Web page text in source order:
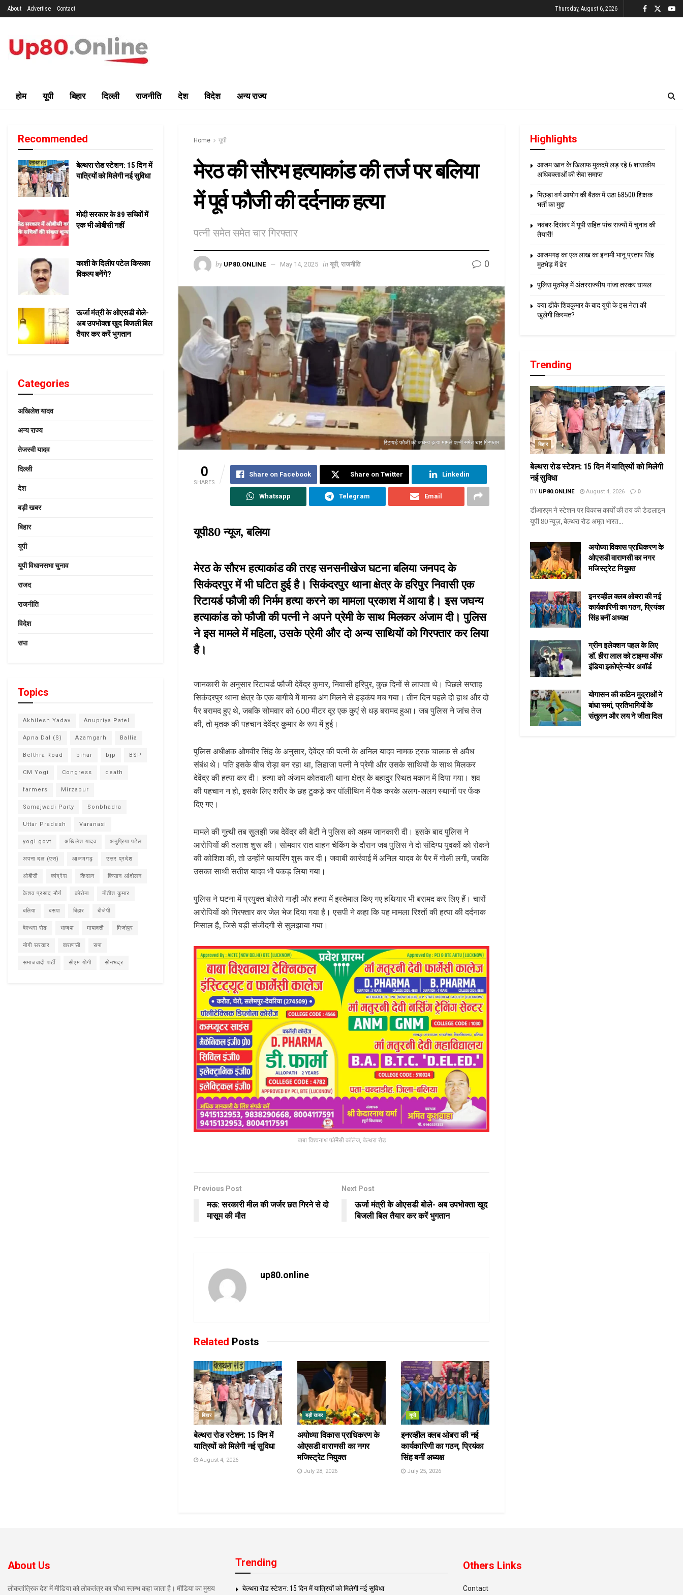
About Advertise Contact Thursday, August 6, 2026
होम यूपी बिहार दिल्ली राजनीति देश विदेश अन्य राज्य
Home यूपी
मेरठ की सौरभ हत्याकांड की तर्ज पर बलिया
में पूर्व फौजी की दर्दनाक हत्या
पत्नी समेत समेत चार गिरफ्तार
by UP80.ONLINE May 14, 2025 in यूपी, राजनीति 0
रिटायर्ड फौजी की जघन्य हत्या मामले पत्नी समेत चार गिरफ्तार
0
SHARES
Share on Facebook Share on Twitter Linkedin
Whatsapp Telegram Email
यूपी80 न्यूज, बलिया
मेरठ के सौरभ हत्याकांड की तरह सनसनीखेज घटना बलिया जनपद के
सिकंदरपुर में भी घटित हुई है। सिकंदरपुर थाना क्षेत्र के हरिपुर निवासी एक
रिटायर्ड फौजी की निर्मम हत्या करने का मामला प्रकाश में आया है। इस जघन्य
हत्याकांड को फौजी की पत्नी ने अपने प्रेमी के साथ मिलकर अंजाम दी। पुलिस
ने इस मामले में महिला, उसके प्रेमी और दो अन्य साथियों को गिरफ्तार कर लिया
है।
जानकारी के अनुसार रिटायर्ड फौजी देवेंद्र कुमार, निवासी हरिपुर, कुछ दिनों से लापता थे। पिछले सप्ताह
सिकंदरपुर थाना क्षेत्र के एक बागीचे में मानव अंग मिलने से हड़कंप मच गया। तीन दिन पहले दो हाथ और दो
पैर बरामद हुए थे, जबकि सोमवार को 600 मीटर दूर एक कुएं से धड़ बरामद हुआ। जब पुलिस ने जांच तेज
की, तो मृतक की पहचान देवेंद्र कुमार के रूप में हुई।
पुलिस अधीक्षक ओमवीर सिंह के अनुसार, देवेंद्र की पत्नी के अनिल यादव नामक ट्रक चालक से अवैध
संबंध थे। पति इसके बीच रोड़ा बन रहा था, लिहाजा पत्नी ने प्रेमी और उसके साथियों के साथ मिलकर
देवेंद्र की हत्या कर दी। हत्या को अंजाम कोतवाली थाना क्षेत्र के बहादुर स्थित मकान में दिया गया। शव
की पहचान न हो, इसके लिए शरीर के छह टुकड़े कर पॉलीथिन में पैक करके अलग-अलग स्थानों पर फेंक
दिए गए।
मामले की गुत्थी तब सुलझी जब देवेंद्र की बेटी ने पुलिस को अहम जानकारी दी। इसके बाद पुलिस ने
आरोपियों की तलाश शुरू की। सोमवार रात वाहन चेकिंग के दौरान जब पुलिस ने दो संदिग्ध युवकों को रोकने
की कोशिश की, तो उन्होंने फायरिंग शुरू कर दी। जवाबी कार्रवाई में अनिल यादव के पैर में गोली लगी, जबकि
उसका साथी सतीश यादव भी पकड़ लिया गया।
पुलिस ने घटना में प्रयुक्त बोलेरो गाड़ी और हत्या में इस्तेमाल किए गए हथियार भी बरामद कर लिए हैं। चारों
आरोपियों को गिरफ्तार कर जेल भेज दिया गया है। एसपी ने कहा कि यह मामला रिश्तों की हत्या की दर्दनाक
मिसाल है, जिसे बड़ी संजीदगी से सुलझाया गया।
बाबा विश्वनाथ फॉर्मेसी कॉलेज, बेल्थरा रोड
Previous Post
मऊ: सरकारी मील की जर्जर छत गिरने से दो
मासूम की मौत
Next Post
ऊर्जा मंत्री के ओएसडी बोले- अब उपभोक्ता खुद
बिजली बिल तैयार कर करें भुगतान
up80.online
Related Posts
बिहार
बेल्थरा रोड स्टेशन: 15 दिन में
यात्रियों को मिलेगी नई सुविधा
August 4, 2026
बड़ी खबर
अयोध्या विकास प्राधिकरण के
ओएसडी वाराणसी का नगर
मजिस्ट्रेट नियुक्त
July 28, 2026
यूपी
इनरव्हील क्लब ओबरा की नई
कार्यकारिणी का गठन, प्रियंका
सिंह बनीं अध्यक्ष
July 25, 2026
Recommended
बेल्थरा रोड स्टेशन: 15 दिन में
यात्रियों को मिलेगी नई सुविधा
मोदी सरकार के 89 सचिवों में
एक भी ओबीसी नहीं
काशी के दिलीप पटेल किसका
विकल्प बनेंगे?
ऊर्जा मंत्री के ओएसडी बोले-
अब उपभोक्ता खुद बिजली बिल
तैयार कर करें भुगतान
Categories
अखिलेश यादव
अन्य राज्य
तेजस्वी यादव
दिल्ली
देश
बड़ी खबर
बिहार
यूपी
यूपी विधानसभा चुनाव
राजद
राजनीति
विदेश
सपा
Topics
Akhilesh Yadav Anupriya Patel
Apna Dal (S) Azamgarh Ballia
Belthra Road bihar bjp BSP
CM Yogi Congress death
farmers Mirzapur
Samajwadi Party Sonbhadra
Uttar Pradesh Varanasi
yogi govt अखिलेश यादव अनुप्रिया पटेल
अपना दल (एस) आजमगढ़ उत्तर प्रदेश
ओबीसी कांग्रेस किसान किसान आंदोलन
केशव प्रसाद मौर्य कोरोना नीतीश कुमार
बलिया बसपा बिहार बीजेपी
बेल्थरा रोड भाजपा मायावती मिर्जापुर
योगी सरकार वाराणसी सपा
समाजवादी पार्टी सीएम योगी सोनभद्र
Highlights
आजम खान के खिलाफ मुकदमे लड़ रहे 6 शासकीय
अधिवक्ताओं की सेवा समाप्त
पिछड़ा वर्ग आयोग की बैठक में उठा 68500 शिक्षक
भर्ती का मुद्दा
नवंबर-दिसंबर में यूपी सहित पांच राज्यों में चुनाव की
तैयारी!
आजमगढ़ का एक लाख का इनामी भानू प्रताप सिंह
मुठभेड़ में ढेर
पुलिस मुठभेड़ में अंतरराज्यीय गांजा तस्कर घायल
क्या डीके शिवकुमार के बाद यूपी के इस नेता की
खुलेगी किस्मत?
Trending
बिहार
बेल्थरा रोड स्टेशन: 15 दिन में यात्रियों को मिलेगी
नई सुविधा
BY UP80.ONLINE August 4, 2026 0
डीआरएम ने स्टेशन पर विकास कार्यों की तय की डेडलाइन
यूपी 80 न्यूज़, बेल्थरा रोड अमृत भारत...
अयोध्या विकास प्राधिकरण के
ओएसडी वाराणसी का नगर
मजिस्ट्रेट नियुक्त
इनरव्हील क्लब ओबरा की नई
कार्यकारिणी का गठन, प्रियंका
सिंह बनीं अध्यक्ष
ग्रीन इलेक्शन पहल के लिए
डॉ. हीरा लाल को टाइम्स ऑफ
इंडिया इकोप्रेन्योर अवॉर्ड
योगासन की कठिन मुद्राओं ने
बांधा समां, प्रतिभागियों के
संतुलन और लय ने जीता दिल
About Us
लोकतांत्रिक देश में मीडिया को लोकतंत्र का चौथा स्तम्भ कहा जाता है। मीडिया का मुख्य
Trending
बेल्थरा रोड स्टेशन: 15 दिन में यात्रियों को मिलेगी नई सुविधा
Others Links
Contact